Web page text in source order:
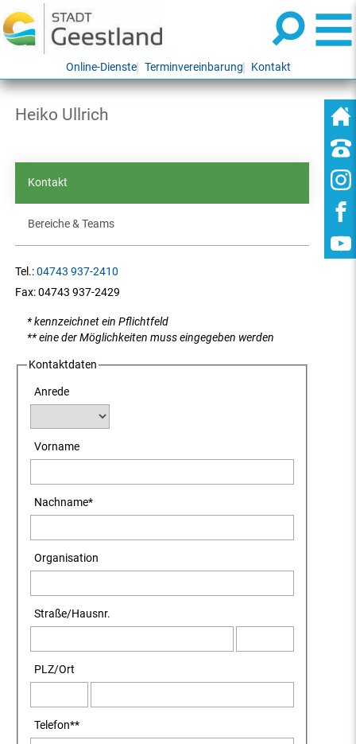
Online-Dienste Terminvereinbarung Kontakt
Heiko Ullrich
Kontakt
Bereiche & Teams
Tel.:04743 937-2410
Fax:04743 937-2429
* kennzeichnet ein Pflichtfeld
** eine der Möglichkeiten muss eingegeben werden
Kontaktdaten
Anrede
Vorname
Nachname*
Organisation
Straße/Hausnr.
PLZ/Ort
Telefon**